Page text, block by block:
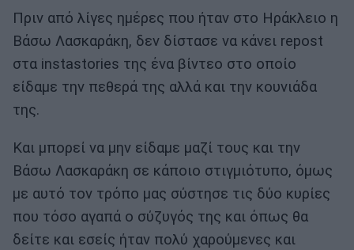
Πριν από λίγες ημέρες που ήταν στο Ηράκλειο η
Βάσω Λασκαράκη, δεν δίστασε να κάνει repost
στα instastories της ένα βίντεο στο οποίο
είδαμε την πεθερά της αλλά και την κουνιάδα
της.
Και μπορεί να μην είδαμε μαζί τους και την
Βάσω Λασκαράκη σε κάποιο στιγμιότυπο, όμως
με αυτό τον τρόπο μας σύστησε τις δύο κυρίες
που τόσο αγαπά ο σύζυγός της και όπως θα
δείτε και εσείς ήταν πολύ χαρούμενες και